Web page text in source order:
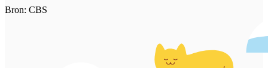
Bron: CBS